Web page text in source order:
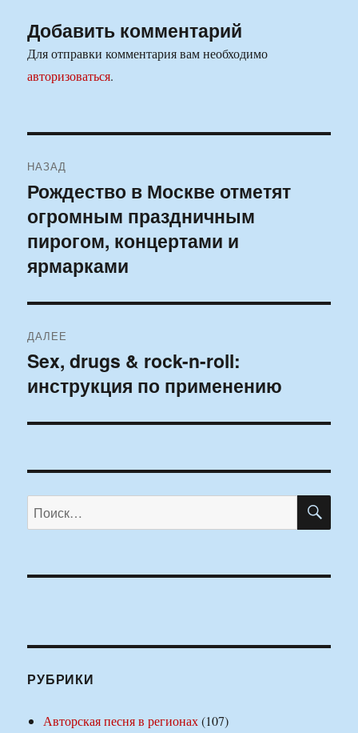
Добавить комментарий
Для отправки комментария вам необходимо
авторизоваться.
по
записям
НАЗАД
Предыдущая
запись:
Рождество в Москве отметят
огромным праздничным
пирогом, концертами и
ярмарками
ДАЛЕЕ
Следующая
запись:
Sex, drugs & rock-n-roll:
инструкция по применению
Искать:
РУБРИКИ
Авторская песня в регионах(107)